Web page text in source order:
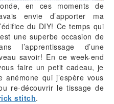
en ces moments de
envie d’apporter ma
du DIY! Ce temps qui
une superbe occasion de
l’apprentissage d’une
savoir! En ce week-end
faire un petit cadeau, je
qui j’espère vous
re-découvrir le tissage de
stitch.